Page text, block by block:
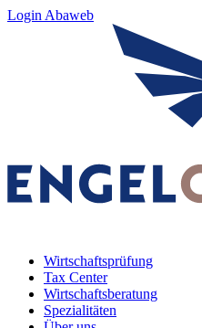
Login Abaweb
Wirtschaftsprüfung
Tax Center
Wirtschaftsberatung
Spezialitäten